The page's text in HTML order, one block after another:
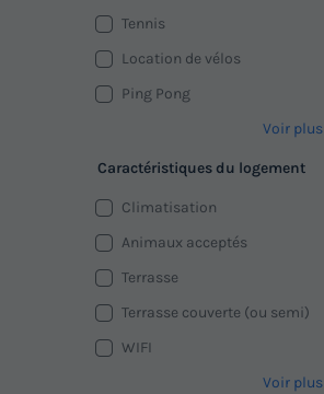
Tennis
Location de vélos
Ping Pong
Voir plus
Caractéristiques du logement
Climatisation
Animaux acceptés
Terrasse
Terrasse couverte (ou semi)
WIFI
Voir plus